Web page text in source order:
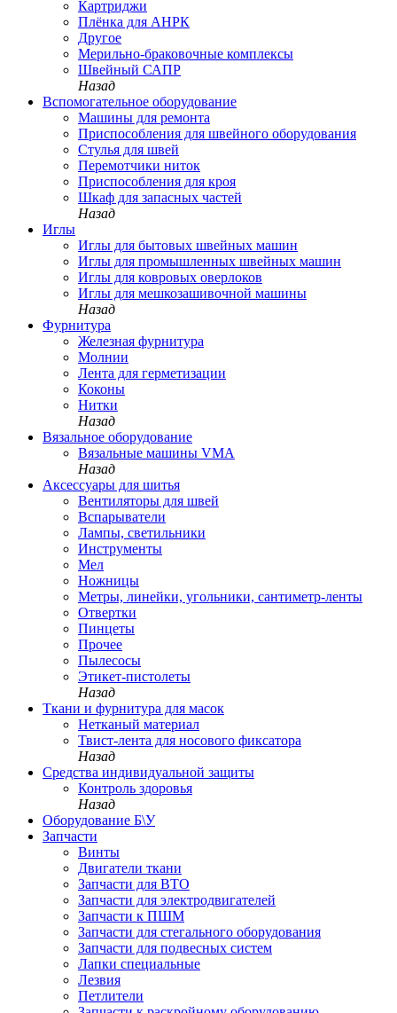
Картриджи
Плёнка для АНРК
Другое
Мерильно-браковочные комплексы
Швейный САПР
Назад
Вспомогательное оборудование
Машины для ремонта
Приспособления для швейного оборудования
Стулья для швей
Перемотчики ниток
Приспособления для кроя
Шкаф для запасных частей
Назад
Иглы
Иглы для бытовых швейных машин
Иглы для промышленных швейных машин
Иглы для ковровых оверлоков
Иглы для мешкозашивочной машины
Назад
Фурнитура
Железная фурнитура
Молнии
Лента для герметизации
Коконы
Нитки
Назад
Вязальное оборудование
Вязальные машины VMA
Назад
Аксессуары для шитья
Вентиляторы для швей
Вспарыватели
Лампы, светильники
Инструменты
Мел
Ножницы
Метры, линейки, угольники, сантиметр-ленты
Отвертки
Пинцеты
Прочее
Пылесосы
Этикет-пистолеты
Назад
Ткани и фурнитура для масок
Нетканый материал
Твист-лента для носового фиксатора
Назад
Средства индивидуальной защиты
Контроль здоровья
Назад
Оборудование Б\У
Запчасти
Винты
Двигатели ткани
Запчасти для ВТО
Запчасти для электродвигателей
Запчасти к ПШМ
Запчасти для стегального оборудования
Запчасти для подвесных систем
Лапки специальные
Лезвия
Петлители